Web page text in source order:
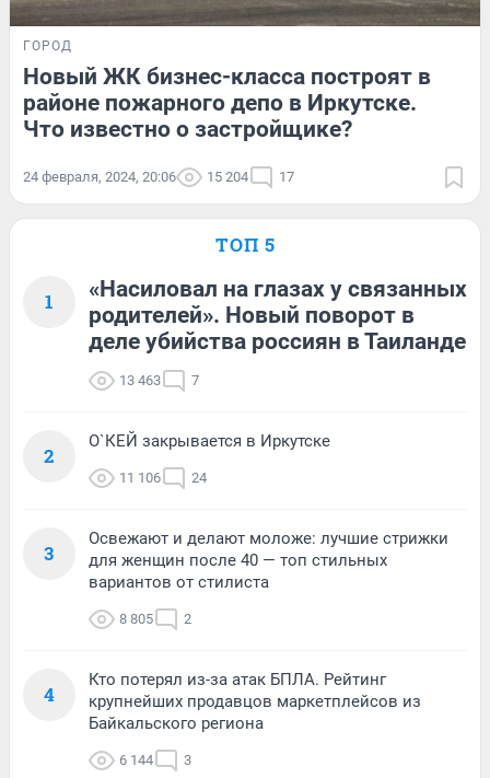
ГОРОД
Новый ЖК бизнес-класса построят в
районе пожарного депо в Иркутске.
Что известно о застройщике?
24 февраля, 2024, 20:06 15 204 17
ТОП 5
1
«Насиловал на глазах у связанных
родителей». Новый поворот в
деле убийства россиян в Таиланде
13 463 7
2
О`КЕЙ закрывается в Иркутске
11 106 24
3
Освежают и делают моложе: лучшие стрижки
для женщин после 40 — топ стильных
вариантов от стилиста
8 805 2
4
Кто потерял из-за атак БПЛА. Рейтинг
крупнейших продавцов маркетплейсов из
Байкальского региона
6 144 3